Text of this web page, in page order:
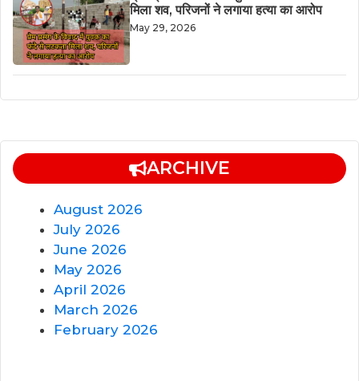
मिला शव, परिजनों ने लगाया हत्या का आरोप
May 29, 2026
ARCHIVE
August 2026
July 2026
June 2026
May 2026
April 2026
March 2026
February 2026